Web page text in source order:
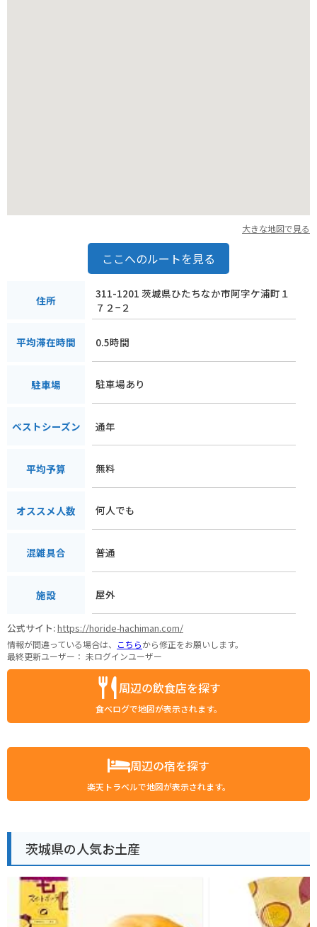
大きな地図で見る
ここへのルートを見る
住所
311-1201 茨城県ひたちなか市阿字ケ浦町１
７２−２
平均滞在時間 0.5時間
駐車場 駐車場あり
ベストシーズン 通年
平均予算 無料
オススメ人数 何人でも
混雑具合 普通
施設 屋外
公式サイト:https://horide-hachiman.com/
情報が間違っている場合は、 こちらから修正をお願いします。
最終更新ユーザー： 未ログインユーザー
周辺の飲食店を探す
食べログで地図が表示されます。
周辺の宿を探す
楽天トラベルで地図が表示されます。
茨城県の人気お土産